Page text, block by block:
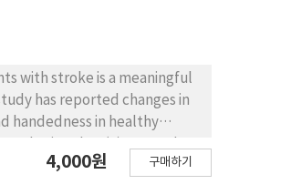
with stroke is a meaningful
has reported changes in
handedness in healthy
and (2) determine the inter-
4,000원 구매하기